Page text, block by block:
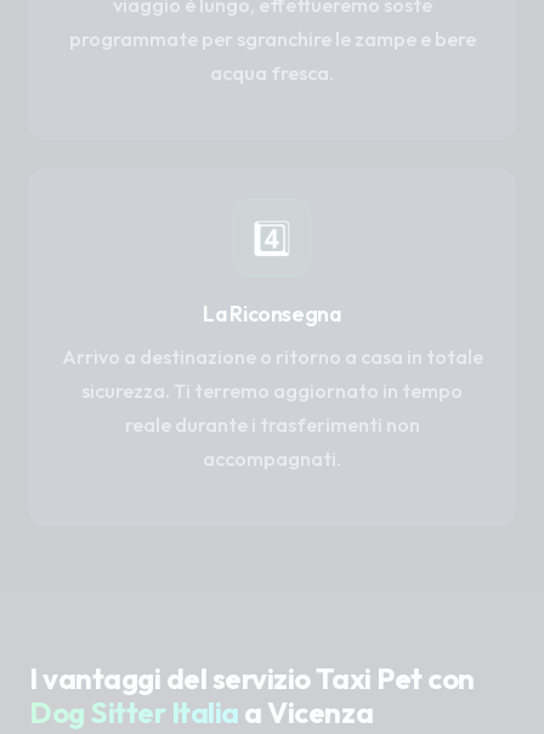
programmate per sgranchire le zampe e bere
acqua fresca.
4️⃣
La Riconsegna
Arrivo a destinazione o ritorno a casa in totale
sicurezza. Ti terremo aggiornato in tempo
reale durante i trasferimenti non
accompagnati.
I vantaggi del servizio Taxi Pet con
Dog Sitter Italia a Vicenza